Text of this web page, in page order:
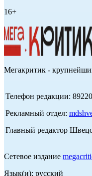
16+
Мегакритик -
Телефон редакции:
Рекламный отдел:
Главный редактор
Сетевое издание
Язык(и): русский